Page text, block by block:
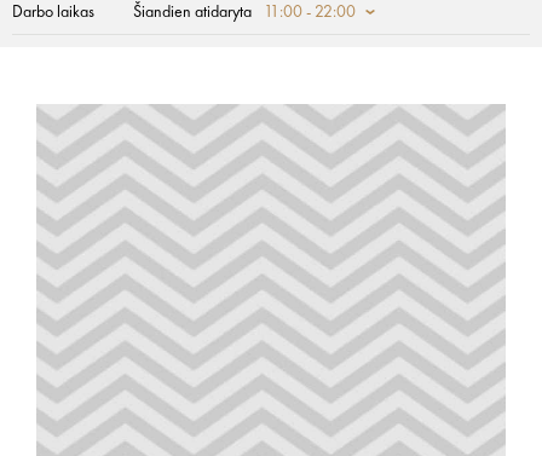
Darbo laikas Šiandien atidaryta 11:00 - 22:00